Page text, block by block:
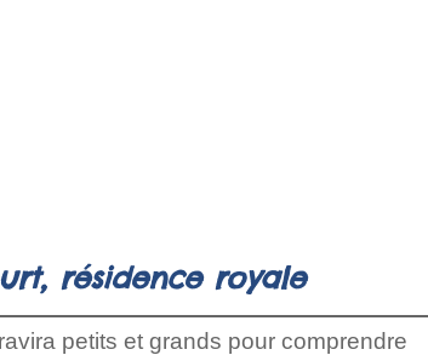
résidence royale
ravira petits et grands pour comprendre